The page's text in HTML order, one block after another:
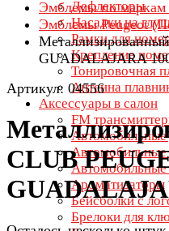
Дефлекторы
Насадки на
Рамки для
Крепление
Тонировочная
Антенна
Аксессуары в салон
FM
Автомобильные
Автомобильные
Ароматизаторы
Бейсболки с
Брелоки для
Эмблемы по маркам
Эмблемы Peugeot
GUADALAJARA
Артикул: 04556
CLUB